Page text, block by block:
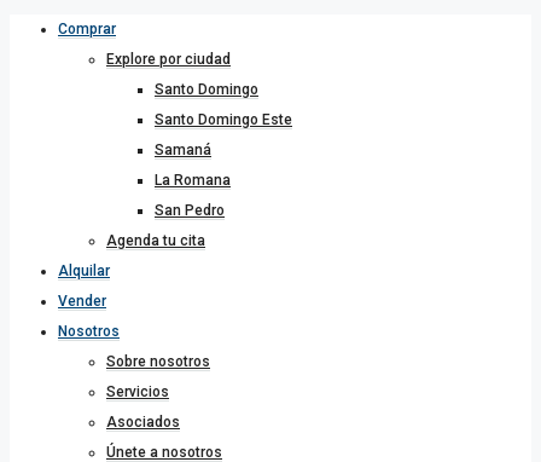
Comprar
Explore por ciudad
Santo Domingo
Santo Domingo Este
Samaná
La Romana
San Pedro
Agenda tu cita
Alquilar
Vender
Nosotros
Sobre nosotros
Servicios
Asociados
Únete a nosotros